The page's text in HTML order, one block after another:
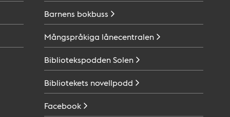
Barnens bokbuss
Mångspråkiga lånecentralen
BibliotekspoddenSolen
Bibliotekets novellpodd
Facebook